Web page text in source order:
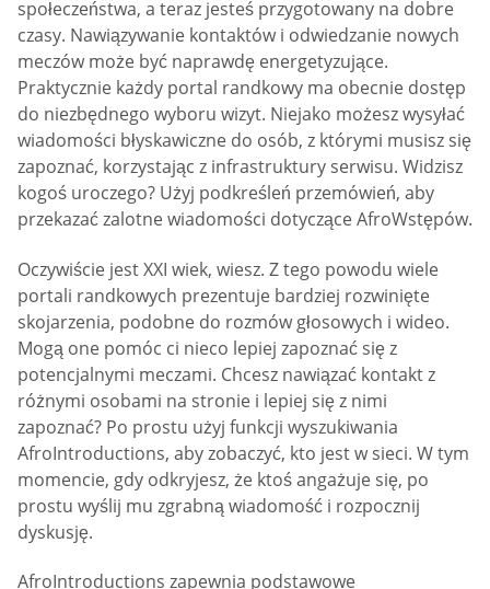
społeczeństwa, a teraz jesteś przygotowany na dobre
czasy. Nawiązywanie kontaktów i odwiedzanie nowych
meczów może być naprawdę energetyzujące.
Praktycznie każdy portal randkowy ma obecnie dostęp
do niezbędnego wyboru wizyt. Niejako możesz wysyłać
wiadomości błyskawiczne do osób, z którymi musisz się
zapoznać, korzystając z infrastruktury serwisu. Widzisz
kogoś uroczego? Użyj podkreśleń przemówień, aby
przekazać zalotne wiadomości dotyczące AfroWstępów.
Oczywiście jest XXI wiek, wiesz. Z tego powodu wiele
portali randkowych prezentuje bardziej rozwinięte
skojarzenia, podobne do rozmów głosowych i wideo.
Mogą one pomóc ci nieco lepiej zapoznać się z
potencjalnymi meczami. Chcesz nawiązać kontakt z
różnymi osobami na stronie i lepiej się z nimi
zapoznać? Po prostu użyj funkcji wyszukiwania
AfroIntroductions, aby zobaczyć, kto jest w sieci. W tym
momencie, gdy odkryjesz, że ktoś angażuje się, po
prostu wyślij mu zgrabną wiadomość i rozpocznij
dyskusję.
AfroIntroductions zapewnia podstawowe